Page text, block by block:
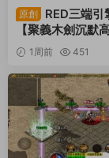
端遊服務端
原創
RED三端引
【聚義木劍沉默
默】Win一鍵服
果PC三端+視頻
1周前 451